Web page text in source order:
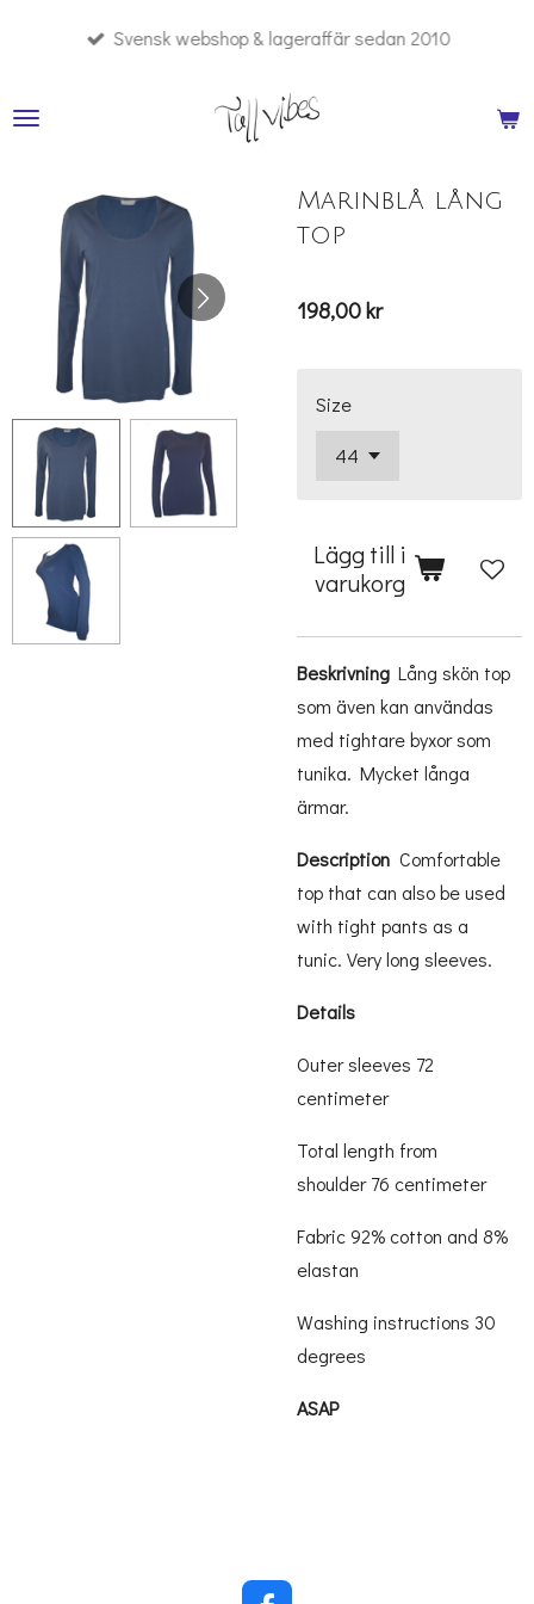
Svensk webshop & lageraffär sedan 2010
Marinblå lång
top
198,00 kr
Size
Lägg till i
varukorg
Beskrivning Lång skön top
som även kan användas
med tightare byxor som
tunika. Mycket långa
ärmar.
Description Comfortable
top that can also beused
with tight pants as a
tunic. Verylong sleeves.
Details
Outer sleeves 72
centimeter
Total length from
shoulder 76 centimeter
Fabric 92% cotton and 8%
elastan
Washing instructions 30
degrees
ASAP